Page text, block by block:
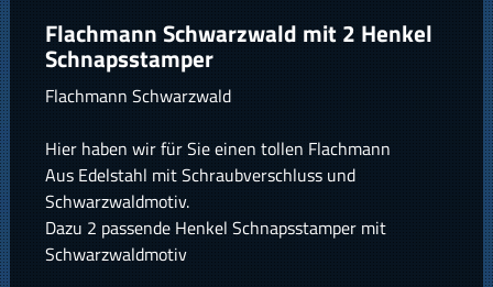
Flachmann Schwarzwald mit 2 Henkel
Schnapsstamper
Flachmann Schwarzwald
Hier haben wir für Sie einen tollen Flachmann
Aus Edelstahl mit Schraubverschluss und
Schwarzwaldmotiv.
Dazu 2 passende Henkel Schnapsstamper mit
Schwarzwaldmotiv